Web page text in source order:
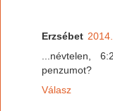
Erzsébet
...névtelen,
penzumot?
Válasz